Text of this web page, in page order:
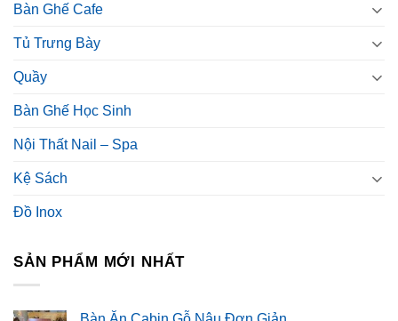
Bàn Ghế Cafe
Tủ Trưng Bày
Quầy
Bàn Ghế Học Sinh
Nội Thất Nail – Spa
Kệ Sách
Đồ Inox
SẢN PHẨM MỚI NHẤT